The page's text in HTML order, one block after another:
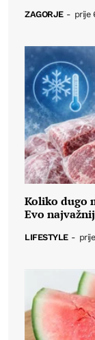
ZAGORJE - prije
Koliko dugo
Evo
LIFESTYLE -